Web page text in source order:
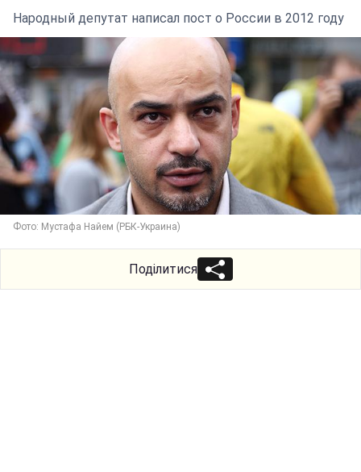
Народный депутат написал пост о России в 2012 году
Фото: Мустафа Найем (РБК-Украина)
Поділитися